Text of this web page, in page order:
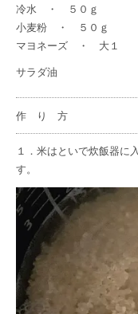
冷水 ・ ５０ｇ
小麦粉 ・ ５０ｇ
マヨネーズ ・ 大１
サラダ油
作 り 方
１．米はといで炊飯器に
す。